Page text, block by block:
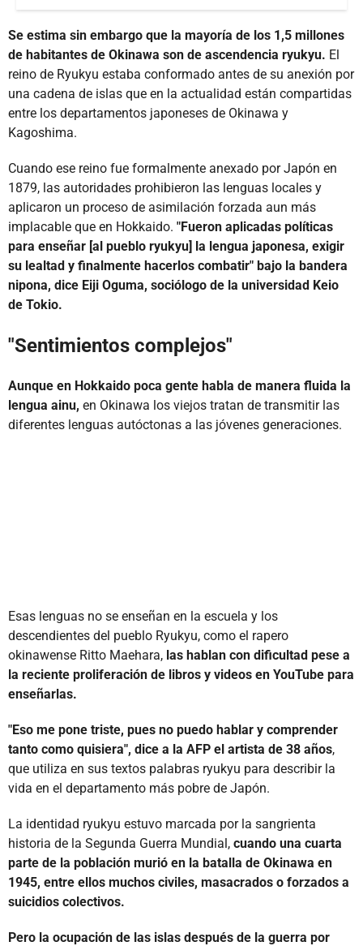
Se estima sin embargo que la mayoría de los 1,5 millones
de habitantes de Okinawa son de ascendencia ryukyu. El
reino de Ryukyu estaba conformado antes de su anexión por
una cadena de islas que en la actualidad están compartidas
entre los departamentos japoneses de Okinawa y
Kagoshima.
Cuando ese reino fue formalmente anexado por Japón en
1879, las autoridades prohibieron las lenguas locales y
aplicaron un proceso de asimilación forzada aun más
implacable que en Hokkaido. "Fueron aplicadas políticas
para enseñar [al pueblo ryukyu] la lengua japonesa, exigir
su lealtad y finalmente hacerlos combatir" bajo la bandera
nipona, dice Eiji Oguma, sociólogo de la universidad Keio
de Tokio.
"Sentimientos complejos"
Aunque en Hokkaido poca gente habla de manera fluida la
lengua ainu, en Okinawa los viejos tratan de transmitir las
diferentes lenguas autóctonas a las jóvenes generaciones.
Esas lenguas no se enseñan en la escuela y los
descendientes del pueblo Ryukyu, como el rapero
okinawense Ritto Maehara, las hablan con dificultad pese a
la reciente proliferación de libros y videos en YouTube para
enseñarlas.
"Eso me pone triste, pues no puedo hablar y comprender
tanto como quisiera", dice a la AFP el artista de 38 años,
que utiliza en sus textos palabras ryukyu para describir la
vida en el departamento más pobre de Japón.
La identidad ryukyu estuvo marcada por la sangrienta
historia de la Segunda Guerra Mundial, cuando una cuarta
parte de la población murió en la batalla de Okinawa en
1945, entre ellos muchos civiles, masacrados o forzados a
suicidios colectivos.
Pero la ocupación de las islas después de la guerra por